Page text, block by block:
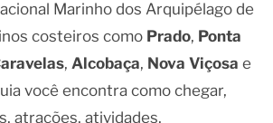
Marinho dos Arquipélago de
costeiros como Prado, Ponta
, Alcobaça, Nova Viçosa e
você encontra como chegar,
atrações, atividades,